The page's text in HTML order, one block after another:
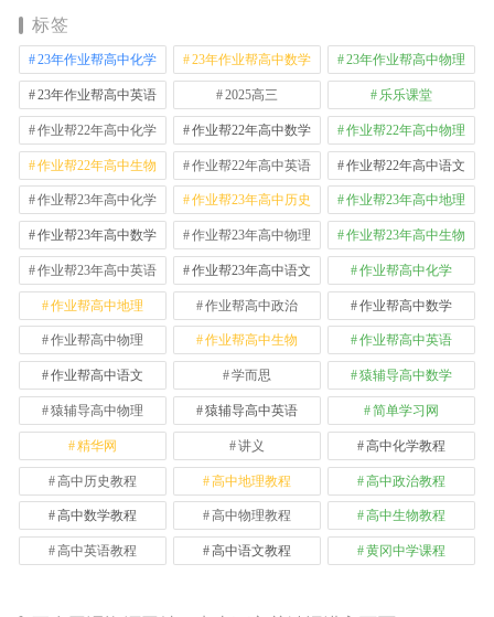
标签
23年作业帮高中化学 23年作业帮高中数学 23年作业帮高中物理
23年作业帮高中英语 2025高三 乐乐课堂
作业帮22年高中化学 作业帮22年高中数学 作业帮22年高中物理
作业帮22年高中生物 作业帮22年高中英语 作业帮22年高中语文
作业帮23年高中化学 作业帮23年高中历史 作业帮23年高中地理
作业帮23年高中数学 作业帮23年高中物理 作业帮23年高中生物
作业帮23年高中英语 作业帮23年高中语文 作业帮高中化学
作业帮高中地理 作业帮高中政治 作业帮高中数学
作业帮高中物理 作业帮高中生物 作业帮高中英语
作业帮高中语文 学而思 猿辅导高中数学
猿辅导高中物理 猿辅导高中英语 简单学习网
精华网 讲义 高中化学教程
高中历史教程 高中地理教程 高中政治教程
高中数学教程 高中物理教程 高中生物教程
高中英语教程 高中语文教程 黄冈中学课程